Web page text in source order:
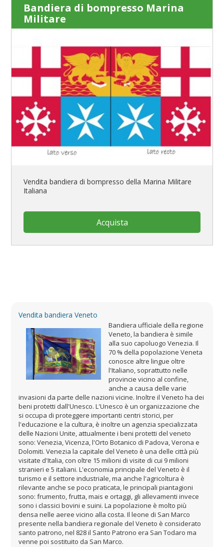
Bandiera di bompresso Marina
Militare
Vendita bandiera di bompresso della Marina Militare
Italiana
Acquista
Vendita bandiera Veneto
Bandiera ufficiale della regione
Veneto, la bandiera è simile
alla suo capoluogo Venezia. Il
70 % della popolazione Veneta
conosce altre lingue oltre
l'Italiano, soprattutto nelle
provincie vicino al confine,
anche a causa delle varie
invasioni da parte delle nazioni vicine. Inoltre il Veneto ha dei
beni protetti dall'Unesco. L'Unesco è un organizzazione che
si occupa di proteggere importanti centri storici, per
l'educazione e la cultura, è inoltre un agenzia specializzata
delle Nazioni Unite, attualmente i beni protetti del veneto
sono: Venezia, Vicenza, l'Orto Botanico di Padova, Verona e
Dolomiti. Venezia la capitale del Veneto è una delle città più
visitate d'Italia, con oltre 15 milioni di visite di cui 9 milioni
stranieri e 5 italiani. L'economia principale del Veneto è il
turismo e il settore industriale, ma anche l'agricoltura è
rilevante anche se poco praticata, le principali piantagioni
sono: frumento, frutta, mais e ortaggi, gli allevamenti invece
sono i classici bovini e suini. La popolazione è molto più
densa nelle aeree vicino alla costa. Il leone di San Marco
presente nella bandiera regionale del Veneto è considerato
santo patrono, nel 828 il Santo Patrono era San Todaro ma
venne poi sostituito da San Marco.